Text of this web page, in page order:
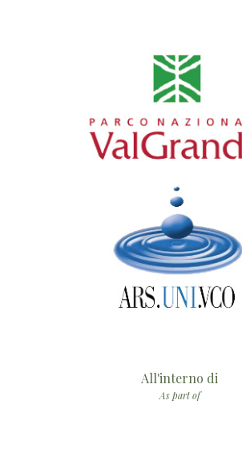
All'interno di
As part of